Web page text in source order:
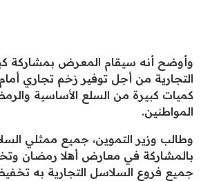
وأوضح أنه سيقام المعرض بمشاركة
التجارية من أجل توفير زخم تجاري
كميات كبيرة من السلع الأساسية
المواطنين.
وطالب وزير التموين، جميع ممثلي
بالمشاركة في معارض أهلا رمضان
جميع فروع السلاسل التجارية به